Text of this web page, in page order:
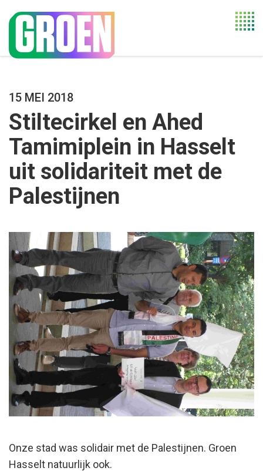
15 MEI 2018
Stiltecirkel en Ahed
Tamimiplein in Hasselt
uit solidariteit met de
Palestijnen
Onze stad was solidair met de Palestijnen. Groen
Hasselt natuurlijk ook.